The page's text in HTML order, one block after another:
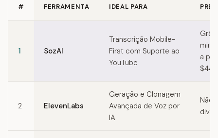
# FERRAMENTA IDEAL PARA
1 SozAI
Transcrição Mobile-
First com Suporte ao
YouTube
min/
a
2 ElevenLabs
Geração e Clonagem
Avançada de Voz por
IA
Não